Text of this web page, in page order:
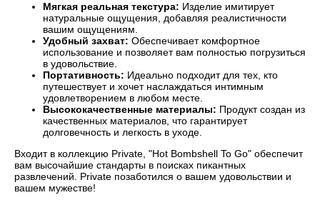
Мягкая реальная текстура: Изделие имитирует
натуральные ощущения, добавляя реалистичности
вашим ощущениям.
Удобный захват: Обеспечивает комфортное
использование и позволяет вам полностью погрузиться
в удовольствие.
Портативность: Идеально подходит для тех, кто
путешествует и хочет наслаждаться интимным
удовлетворением в любом месте.
Высококачественные материалы: Продукт создан из
качественных материалов, что гарантирует
долговечность и легкость в уходе.
Входит в коллекцию Private, "Hot Bombshell To Go" обеспечит
вам высочайшие стандарты в поисках пикантных
развлечений. Private позаботился о вашем удовольствии и
вашем мужестве!